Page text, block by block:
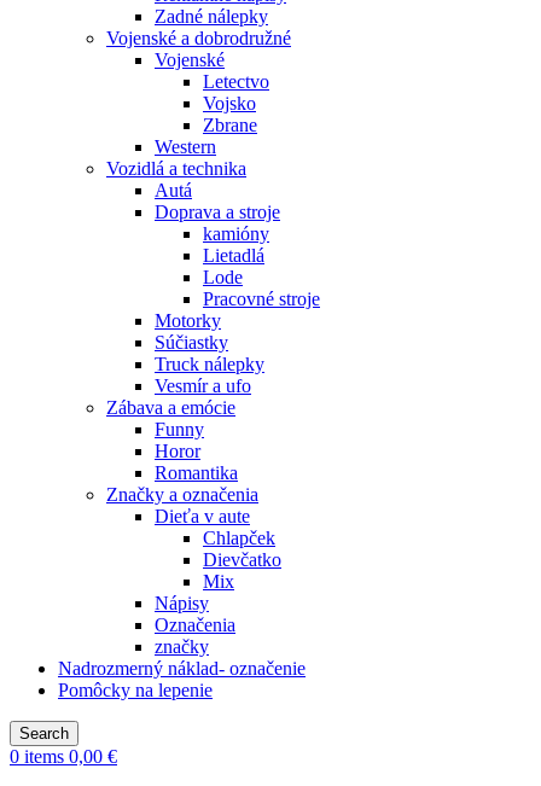
Zadné nálepky
Vojenské a dobrodružné
Vojenské
Letectvo
Vojsko
Zbrane
Western
Vozidlá a technika
Autá
Doprava a stroje
kamióny
Lietadlá
Lode
Pracovné stroje
Motorky
Súčiastky
Truck nálepky
Vesmír a ufo
Zábava a emócie
Funny
Horor
Romantika
Značky a označenia
Dieťa v aute
Chlapček
Dievčatko
Mix
Nápisy
Označenia
značky
Nadrozmerný náklad- označenie
Pomôcky na lepenie
Search
0 items 0,00 €